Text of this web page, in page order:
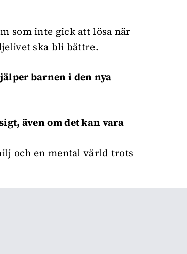
som inte gick att lösa när
ska bli bättre.
barnen i den nya
även om det kan vara
och en mental värld trots